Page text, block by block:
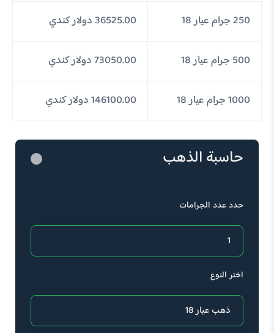
250 جرام عيار 18 36525.00 دولار كندي
500 جرام عيار 18 73050.00 دولار كندي
1000 جرام عيار 18 146100.00 دولار كندي
حاسبة الذهب
حدد عدد الجرامات
اختر النوع